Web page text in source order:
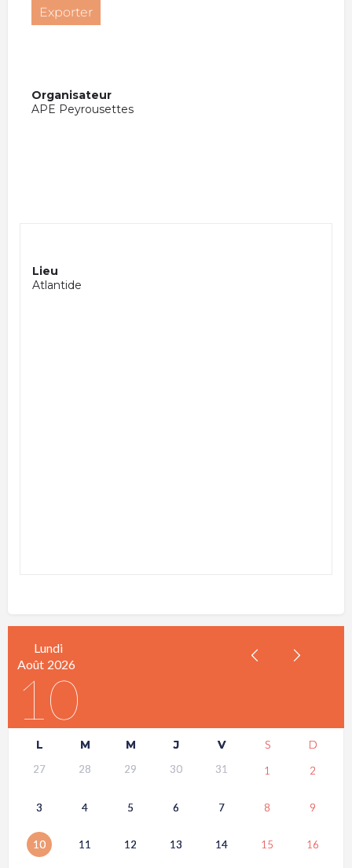
Exporter
Organisateur
APE Peyrousettes
Lieu
Atlantide
Lundi
Août 2026
10
L M M J V S D
27 28 29 30 31 1 2
3 4 5 6 7 8 9
10 11 12 13 14 15 16